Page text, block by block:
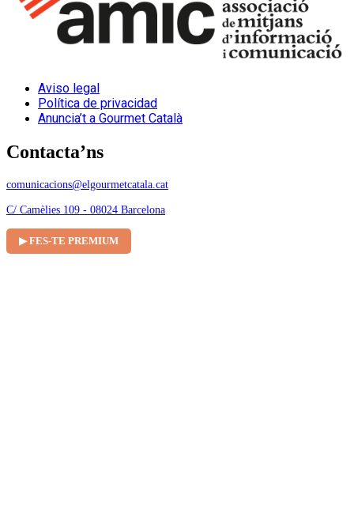
Aviso legal
Política de privacidad
Anuncia’t a Gourmet Català
Contacta’ns
comunicacions@elgourmetcatala.cat
C/ Camèlies 109 - 08024 Barcelona
▶ FES-TE PREMIUM